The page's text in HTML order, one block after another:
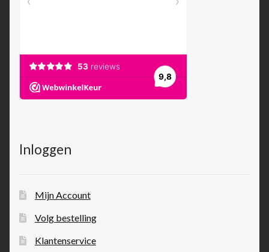
Inloggen
Mijn Account
Volg bestelling
Klantenservice